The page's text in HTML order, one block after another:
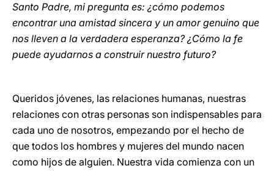
Santo Padre, mi pregunta es: ¿cómo podemos
encontrar una amistad sincera y un amor genuino que
nos lleven a la verdadera esperanza? ¿Cómo la fe
puede ayudarnos a construir nuestro futuro?
Queridos jóvenes, las relaciones humanas, nuestras
relaciones con otras personas son indispensables para
cada uno de nosotros, empezando por el hecho de
que todos los hombres y mujeres del mundo nacen
como hijos de alguien. Nuestra vida comienza con un